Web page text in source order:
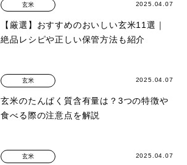
玄米 2025.04.07
【厳選】おすすめのおいしい玄米11選｜
絶品レシピや正しい保管方法も紹介
玄米 2025.04.07
玄米のたんぱく質含有量は？3つの特徴や
食べる際の注意点を解説
玄米 2025.04.07